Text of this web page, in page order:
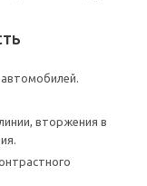
вторжения в